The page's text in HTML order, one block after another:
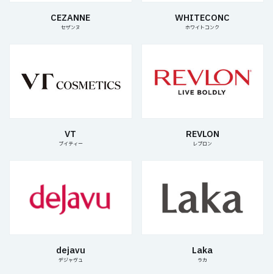
CEZANNE
セザンヌ
WHITECONC
ホワイトコンク
VT
ブイティー
REVLON
レブロン
dejavu
デジャヴュ
Laka
ラカ